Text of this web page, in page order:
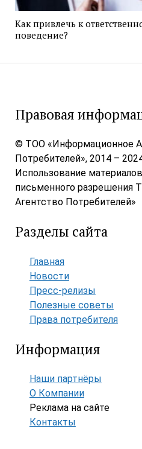
Как привлечь к
поведение?
Правовая
© ТОО «Информационное
Потребителей», 2014 –
Использование
письменного разрешения
Агентство Потребителей»
Разделы сайта
Главная
Новости
Пресс-релизы
Полезные советы
Права потребителя
Информация
Наши партнёры
О Компании
Реклама на сайте
Контакты